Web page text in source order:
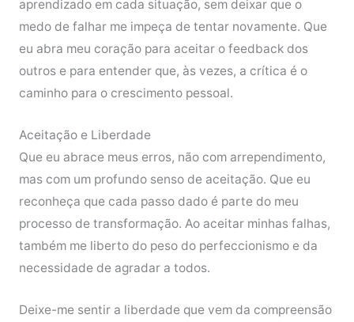
aprendizado em cada situação, sem deixar que o
medo de falhar me impeça de tentar novamente. Que
eu abra meu coração para aceitar o feedback dos
outros e para entender que, às vezes, a crítica é o
caminho para o crescimento pessoal.
Aceitação e Liberdade
Que eu abrace meus erros, não com arrependimento,
mas com um profundo senso de aceitação. Que eu
reconheça que cada passo dado é parte do meu
processo de transformação. Ao aceitar minhas falhas,
também me liberto do peso do perfeccionismo e da
necessidade de agradar a todos.
Deixe-me sentir a liberdade que vem da compreensão